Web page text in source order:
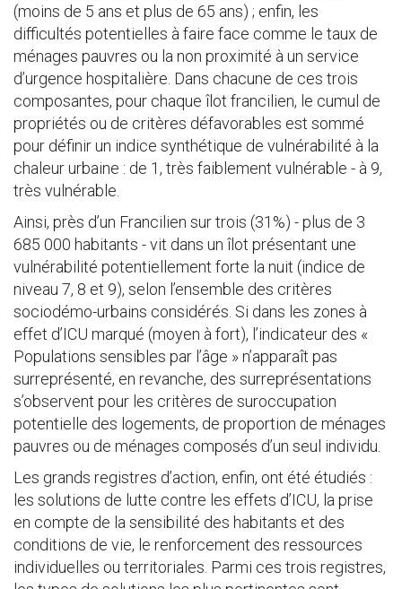
(moins de 5 ans et plus de 65 ans) ; enfin, les
difficultés potentielles à faire face comme le taux de
ménages pauvres ou la non proximité à un service
d’urgence hospitalière. Dans chacune de ces trois
composantes, pour chaque îlot francilien, le cumul de
propriétés ou de critères défavorables est sommé
pour définir un indice synthétique de vulnérabilité à la
chaleur urbaine : de 1, très faiblement vulnérable - à 9,
très vulnérable.
Ainsi, près d’un Francilien sur trois (31%) - plus de 3
685 000 habitants - vit dans un îlot présentant une
vulnérabilité potentiellement forte la nuit (indice de
niveau 7, 8 et 9), selon l’ensemble des critères
sociodémo-urbains considérés. Si dans les zones à
effet d’ICU marqué (moyen à fort), l’indicateur des «
Populations sensibles par l’âge » n’apparaît pas
surreprésenté, en revanche, des surreprésentations
s’observent pour les critères de suroccupation
potentielle des logements, de proportion de ménages
pauvres ou de ménages composés d’un seul individu.
Les grands registres d’action, enfin, ont été étudiés :
les solutions de lutte contre les effets d’ICU, la prise
en compte de la sensibilité des habitants et des
conditions de vie, le renforcement des ressources
individuelles ou territoriales. Parmi ces trois registres,